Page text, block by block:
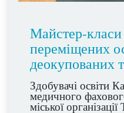
Майстер-
переміщених
деокупованих
Здобувачі освіти
медичного
міської